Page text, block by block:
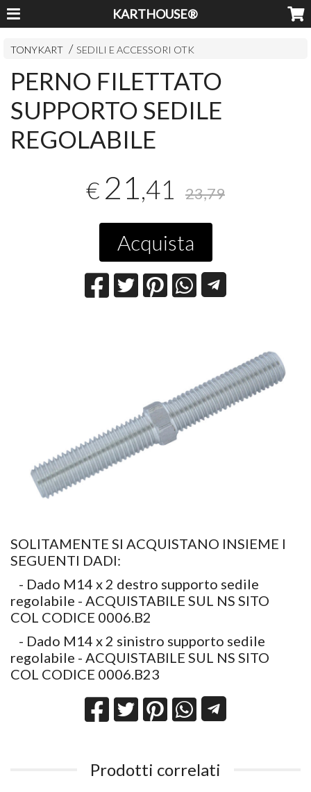
KARTHOUSE®
TONYKART SEDILI E ACCESSORI OTK
PERNO FILETTATO
SUPPORTO SEDILE
REGOLABILE
€ 21 ,41 23,79
Acquista
SOLITAMENTE SI ACQUISTANO INSIEME I
SEGUENTI DADI:
- Dado M14 x 2 destro supporto sedile
regolabile - ACQUISTABILE SUL NS SITO
COL CODICE 0006.B2
- Dado M14 x 2 sinistro supporto sedile
regolabile - ACQUISTABILE SUL NS SITO
COL CODICE 0006.B23
Prodotti correlati